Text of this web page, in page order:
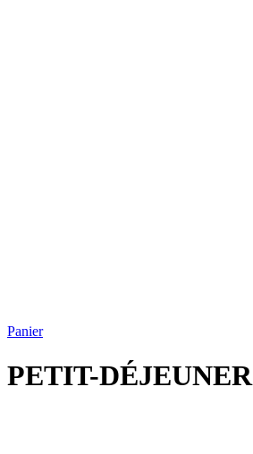
Panier
PETIT-DÉJEUNER